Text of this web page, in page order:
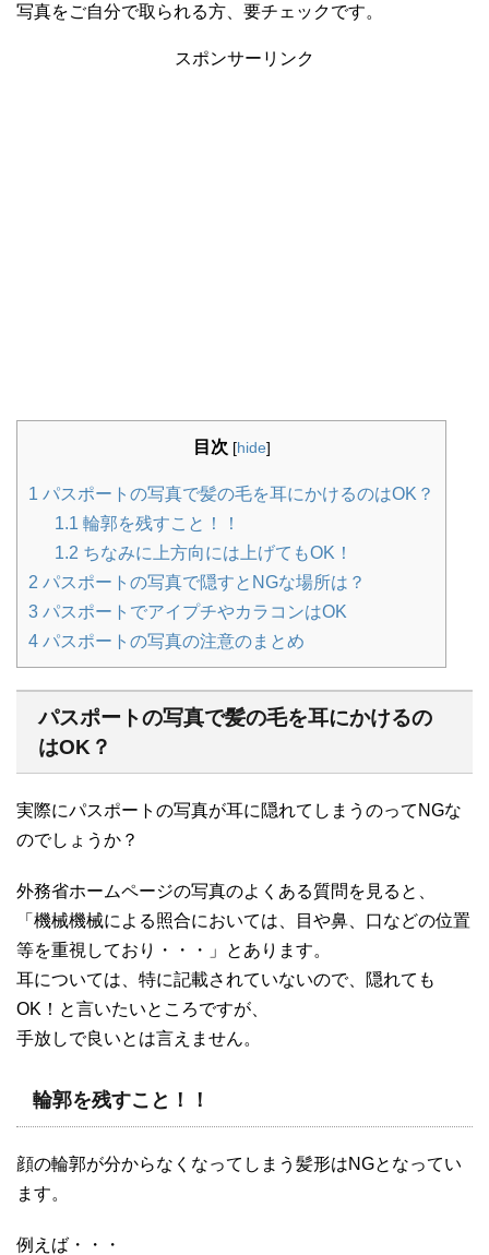
写真をご自分で取られる方、要チェックです。
スポンサーリンク
目次 [hide]
1 パスポートの写真で髪の毛を耳にかけるのはOK？
1.1 輪郭を残すこと！！
1.2 ちなみに上方向には上げてもOK！
2 パスポートの写真で隠すとNGな場所は？
3 パスポートでアイプチやカラコンはOK
4 パスポートの写真の注意のまとめ
パスポートの写真で髪の毛を耳にかけるの
はOK？
実際にパスポートの写真が耳に隠れてしまうのってNGな
のでしょうか？
外務省ホームページの写真のよくある質問を見ると、
「機械機械による照合においては、目や鼻、口などの位置
等を重視しており・・・」とあります。
耳については、特に記載されていないので、隠れても
OK！と言いたいところですが、
手放しで良いとは言えません。
輪郭を残すこと！！
顔の輪郭が分からなくなってしまう髪形はNGとなってい
ます。
例えば・・・